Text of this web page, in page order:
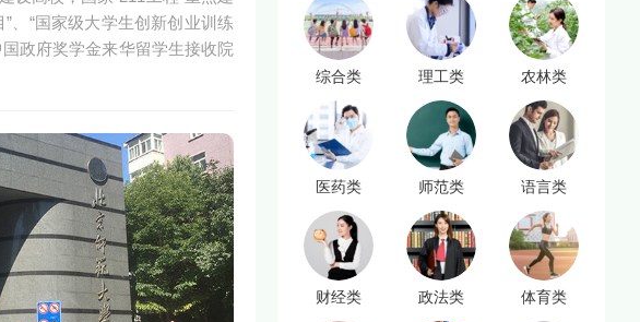
、“国家级大学生创新创业训练
政府奖学金来华留学生接收院
综合类 理工类 农林类
医药类 师范类 语言类
财经类 政法类 体育类